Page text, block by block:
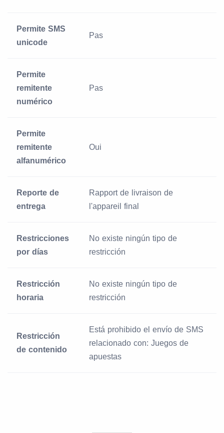
Permite SMS
unicode
Pas
Permite
remitente
numérico
Pas
Permite
remitente
alfanumérico
Oui
Reporte de
entrega
Rapport de livraison de
l'appareil final
Restricciones
por días
No existe ningún tipo de
restricción
Restricción
horaria
No existe ningún tipo de
restricción
Restricción
de contenido
Está prohibido el envío de SMS
relacionado con: Juegos de
apuestas